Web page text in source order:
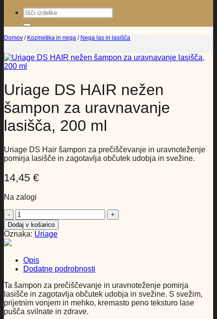
Išči:
Domov / Kozmetika in nega / Nega las in lasišča
Uriage DS HAIR nežen
šampon za uravnavanje
lasišča, 200 ml
Uriage DS Hair šampon za prečiščevanje in uravnoteženje
pomirja lasišče in zagotavlja občutek udobja in svežine.
14,45 €
Na zalogi
Uriage
DS
HAIR
nežen
uravnavanje
lasišča,
200
ml
količina
Dodaj v košarico
Oznaka: Uriage
Opis
Dodatne podrobnosti
Ta šampon za prečiščevanje in uravnoteženje pomirja
lasišče in zagotavlja občutek udobja in svežine. S svežim,
prijetnim vonjem in mehko, kremasto peno teksturo lase
pušča svilnate in zdrave.